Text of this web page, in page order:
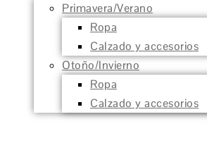
Primavera/Verano
Ropa
Calzado y accesorios
Otoño/Invierno
Ropa
Calzado y accesorios